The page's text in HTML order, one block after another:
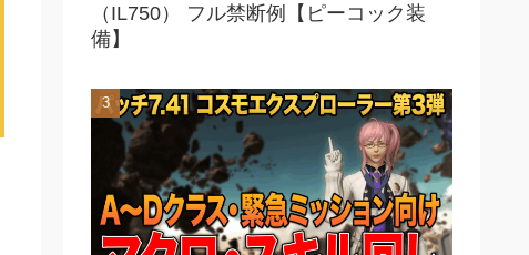
（IL750） フル禁断例【ピーコック装
備】